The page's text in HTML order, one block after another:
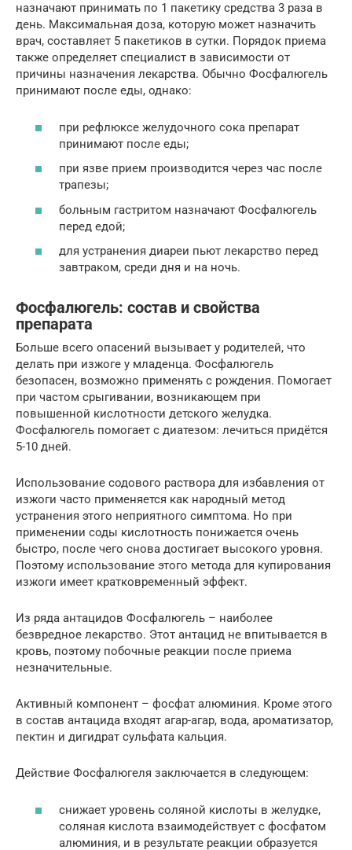
назначают принимать по 1 пакетику средства 3 раза в
день. Максимальная доза, которую может назначить
врач, составляет 5 пакетиков в сутки. Порядок приема
также определяет специалист в зависимости от
причины назначения лекарства. Обычно Фосфалюгель
принимают после еды, однако:
при рефлюксе желудочного сока препарат
принимают после еды;
при язве прием производится через час после
трапезы;
больным гастритом назначают Фосфалюгель
перед едой;
для устранения диареи пьют лекарство перед
завтраком, среди дня и на ночь.
Фосфалюгель: состав и свойства
препарата
Больше всего опасений вызывает у родителей, что
делать при изжоге у младенца. Фосфалюгель
безопасен, возможно применять с рождения. Помогает
при частом срыгивании, возникающем при
повышенной кислотности детского желудка.
Фосфалюгель помогает с диатезом: лечиться придётся
5-10 дней.
Использование содового раствора для избавления от
изжоги часто применяется как народный метод
устранения этого неприятного симптома. Но при
применении соды кислотность понижается очень
быстро, после чего снова достигает высокого уровня.
Поэтому использование этого метода для купирования
изжоги имеет кратковременный эффект.
Из ряда антацидов Фосфалюгель – наиболее
безвредное лекарство. Этот антацид не впитывается в
кровь, поэтому побочные реакции после приема
незначительные.
Активный компонент – фосфат алюминия. Кроме этого
в состав антацида входят агар-агар, вода, ароматизатор,
пектин и дигидрат сульфата кальция.
Действие Фосфалюгеля заключается в следующем:
снижает уровень соляной кислоты в желудке,
соляная кислота взаимодействует с фосфатом
алюминия, и в результате реакции образуется